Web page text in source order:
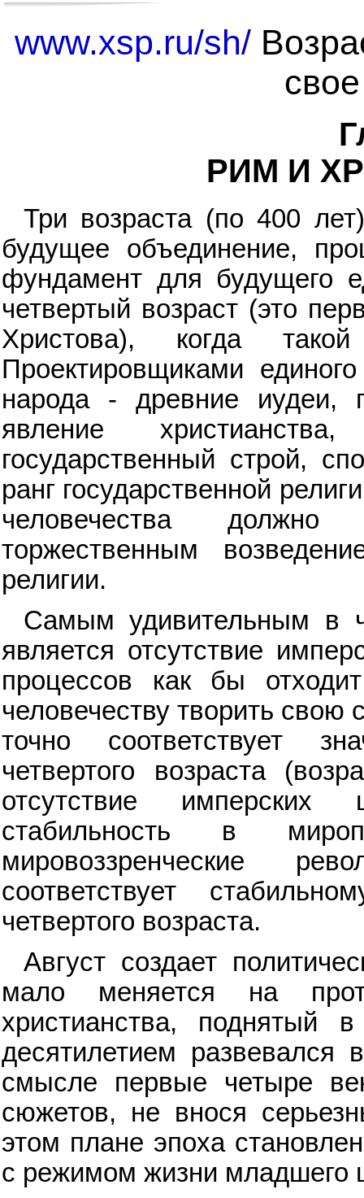
www.xsp.ru/sh/
РИМ И
Три возраста (по 400
будущее объединение,
фундамент для будущего
четвертый возраст (это
Христова), когда
Проектировщиками
народа - древние иудеи,
явление
государственный строй,
ранг государственной
человечества
торжественным
религии.
Самым удивительным в
является отсутствие
процессов как бы
человечеству творить свою
точно соответствует
четвертого возраста
отсутствие имперских
стабильность в
мировоззренческие
соответствует
четвертого возраста.
Август создает
мало меняется на
христианства,
десятилетием
смысле первые четыре
сюжетов, не внося
этом плане эпоха
с режимом жизни младшего